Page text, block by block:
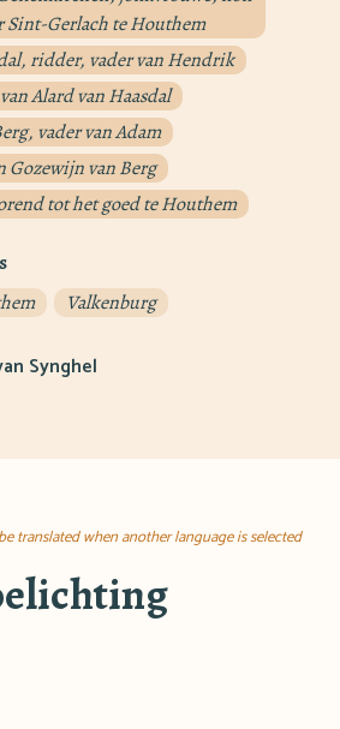
Sint-Gerlach te Houthem
ridder, vader van Hendrik
Alard van Haasdal
vader van Adam
Gozewijn van Berg
tot het goed te Houthem
Valkenburg
Synghel
translated when another language is selected